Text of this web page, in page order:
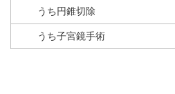
うち円錐切除
うち子宮鏡手術